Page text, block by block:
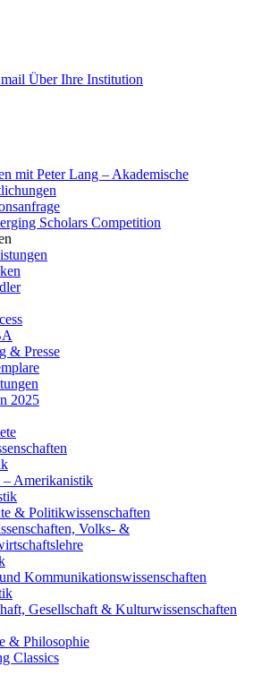
Über Ihre Institution
mit Peter Lang – Akademische
Scholars Competition
& Presse
2025
Amerikanistik
& Politikwissenschaften
Volks- &
Kommunikationswissenschaften
Gesellschaft & Kulturwissenschaften
& Philosophie
Classics